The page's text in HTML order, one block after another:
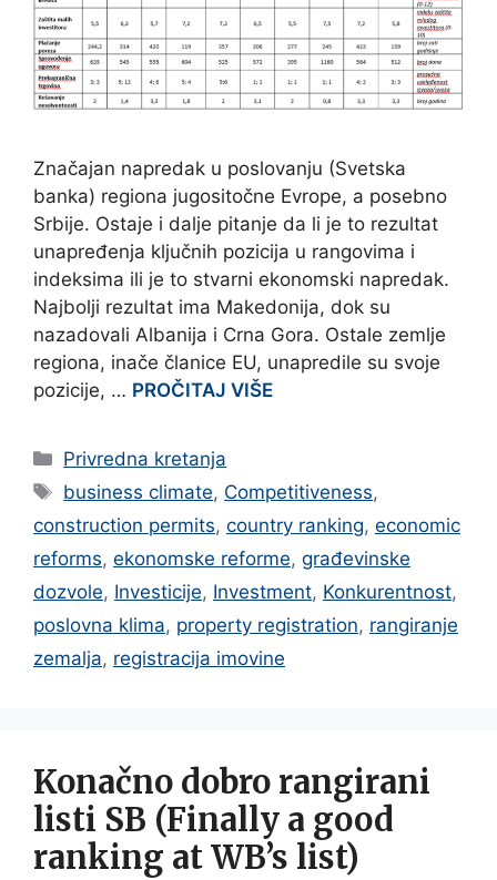
Značajan napredak u poslovanju (Svetska
banka) regiona jugositočne Evrope, a posebno
Srbije. Ostaje i dalje pitanje da li je to rezultat
unapređenja ključnih pozicija u rangovima i
indeksima ili je to stvarni ekonomski napredak.
Najbolji rezultat ima Makedonija, dok su
nazadovali Albanija i Crna Gora. Ostale zemlje
regiona, inače članice EU, unapredile su svoje
pozicije, … PROČITAJ VIŠE
Categories
Privredna kretanja
Tags
business climate, Competitiveness,
construction permits, country ranking, economic
reforms, ekonomske reforme, građevinske
dozvole, Investicije, Investment, Konkurentnost,
poslovna klima, property registration, rangiranje
zemalja, registracija imovine
Konačno dobro rangirani
listi SB (Finally a good
ranking at WB’s list)